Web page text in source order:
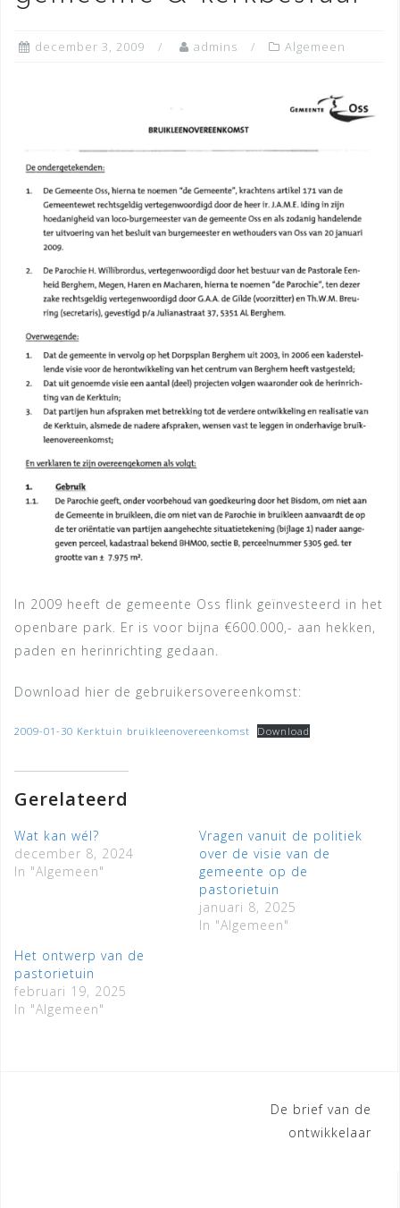
december 3, 2009 admins Algemeen
In 2009 heeft de gemeente Oss flink geïnvesteerd in het
openbare park. Er is voor bijna €600.000,- aan hekken,
paden en herinrichting gedaan.
Download hier de gebruikersovereenkomst:
2009-01-30 Kerktuin bruikleenovereenkomst Download
Gerelateerd
Wat kan wél?
december 8, 2024
In "Algemeen"
Vragen vanuit de politiek
over de visie van de
gemeente op de
pastorietuin
januari 8, 2025
In "Algemeen"
Het ontwerp van de
pastorietuin
februari 19, 2025
In "Algemeen"
De brief van de
ontwikkelaar